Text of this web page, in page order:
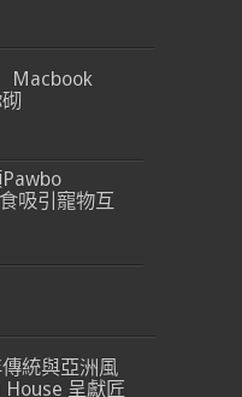
Macbook
吸引寵物互
統與亞洲風
呈獻匠